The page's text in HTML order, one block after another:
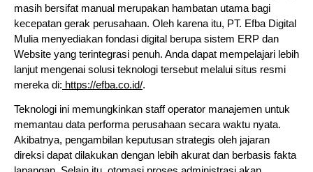
masih bersifat manual merupakan hambatan utama bagi
kecepatan gerak perusahaan. Oleh karena itu, PT. Efba Digital
Mulia menyediakan fondasi digital berupa sistem ERP dan
Website yang terintegrasi penuh. Anda dapat mempelajari lebih
lanjut mengenai solusi teknologi tersebut melalui situs resmi
mereka di: https://efba.co.id/.
Teknologi ini memungkinkan staff operator manajemen untuk
memantau data performa perusahaan secara waktu nyata.
Akibatnya, pengambilan keputusan strategis oleh jajaran
direksi dapat dilakukan dengan lebih akurat dan berbasis fakta